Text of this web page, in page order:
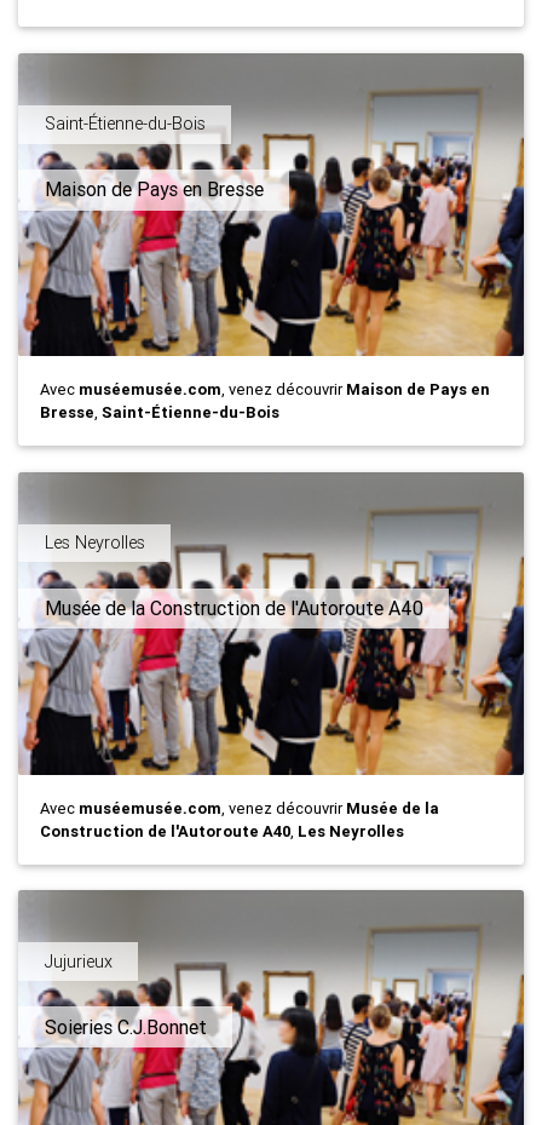
Saint-Étienne-du-Bois
Maison de Pays en Bresse
Avec muséemusée.com, venez découvrirMaison de Pays en
Bresse, Saint-Étienne-du-Bois
Les Neyrolles
Musée de la Construction de l'Autoroute A40
Avec muséemusée.com, venez découvrirMusée de la
Construction de l'Autoroute A40, Les Neyrolles
Jujurieux
Soieries C.J.Bonnet